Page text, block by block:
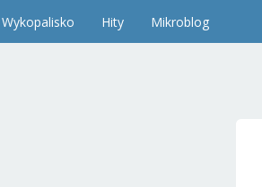
Wykopalisko Hity Mikroblog